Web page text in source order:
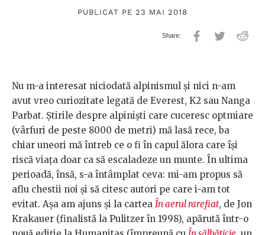
PUBLICAT PE 23 MAI 2018
Nu m-a interesat niciodată alpinismul și nici n-am
avut vreo curiozitate legată de Everest, K2 sau Nanga
Parbat. Știrile despre alpiniști care cuceresc optmiare
(vârfuri de peste 8000 de metri) mă lasă rece, ba
chiar uneori mă întreb ce o fi în capul ălora care își
riscă viața doar ca să escaladeze un munte. În ultima
perioadă, însă, s-a întâmplat ceva: mi-am propus să
aflu chestii noi și să citesc autori pe care i-am tot
evitat. Așa am ajuns și la cartea În aerul rarefiat, de Jon
Krakauer (finalistă la Pulitzer în 1998), apărută într-o